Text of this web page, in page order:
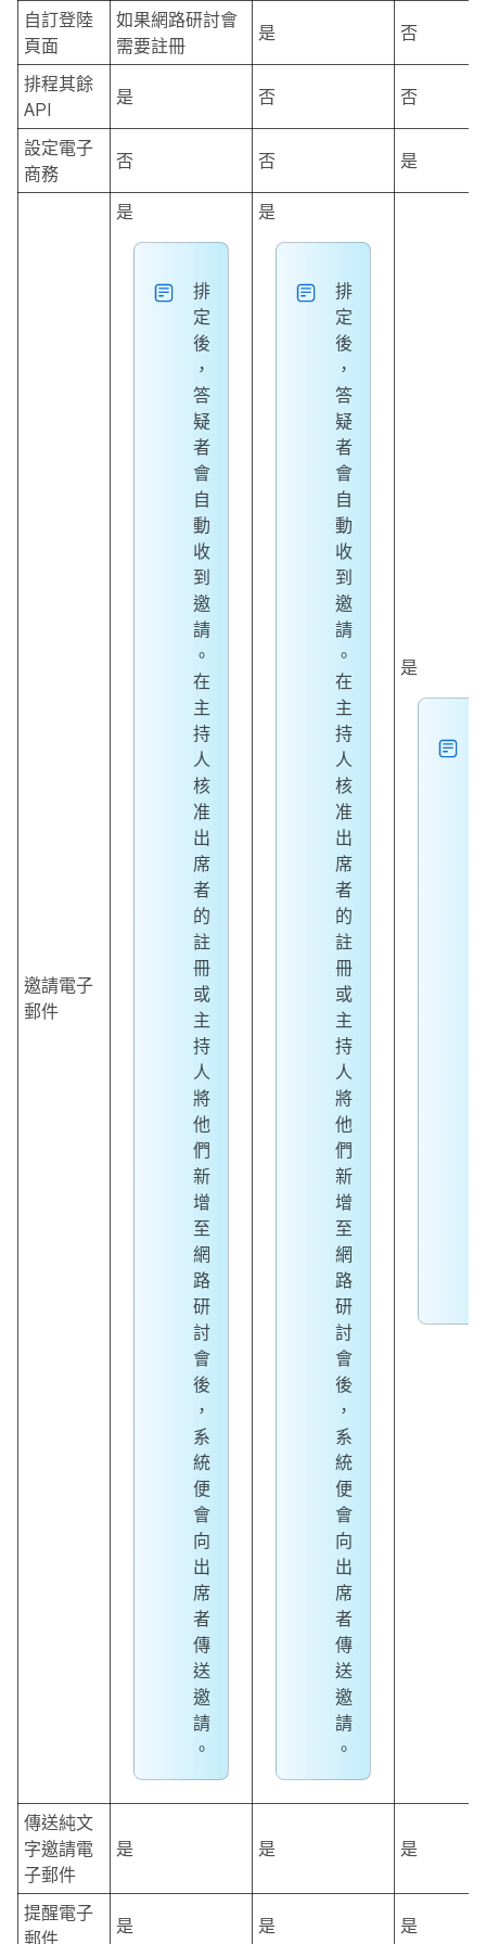
自訂登陸
頁面
如果網路研討會
需要註冊
是 否
排程其餘
API
是 否 否
設定電子
商務
否 否 是
邀請電子
郵件
是
排
定
後
，
答
疑
者
會
自
動
收
到
邀
請
。
在
主
持
人
核
准
出
席
者
的
註
冊
或
主
持
人
將
他
們
新
增
至
網
路
研
討
會
後
，
系
統
便
會
向
出
席
者
傳
送
邀
請
。
是
排
定
後
，
答
疑
者
會
自
動
收
到
邀
請
。
在
主
持
人
核
准
出
席
者
的
註
冊
或
主
持
人
將
他
們
新
增
至
網
路
研
討
會
後
，
系
統
便
會
向
出
席
者
傳
送
邀
請
。
是
傳送純文
字邀請電
子郵件
是 是 是
提醒電子
郵件
是 是 是